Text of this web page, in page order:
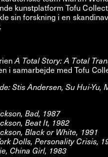
kunstplatform Tofu
sin forskning i en
A Total Story: A Total
i samarbejde med Tofu
Stis Andersen, Su Hui-Yu,
Bad, 1987
Beat It, 1982
Black or White, 1991
Dolls, Personality Crisis,
China Girl, 1983